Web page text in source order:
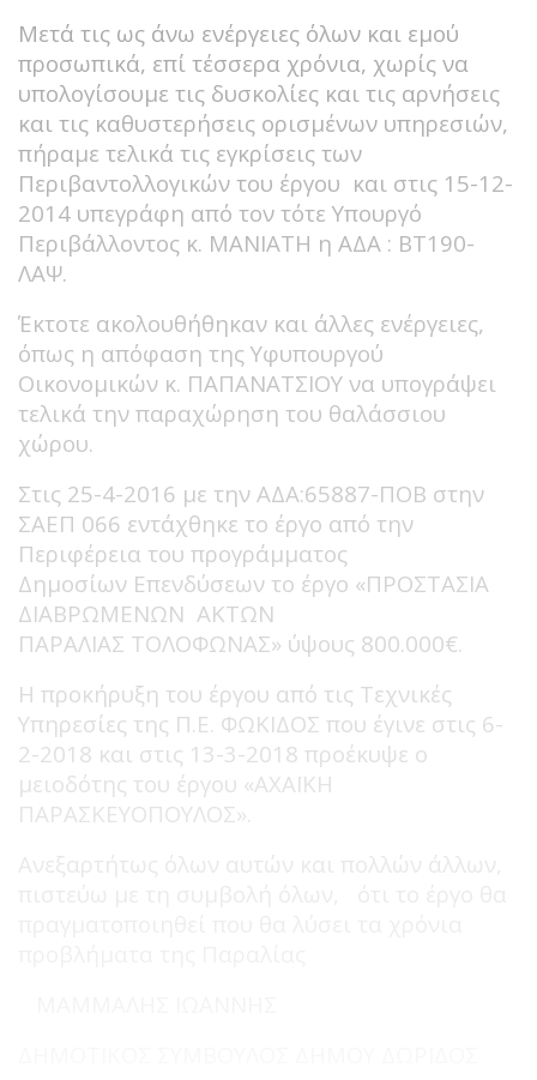
Μετά τις ως άνω ενέργειες όλων και εμού
προσωπικά, επί τέσσερα χρόνια, χωρίς να
υπολογίσουμε τις δυσκολίες και τις αρνήσεις
και τις καθυστερήσεις ορισμένων υπηρεσιών,
πήραμε τελικά τις εγκρίσεις των
Περιβαντολλογικών του έργου και στις 15-12-
2014 υπεγράφη από τον τότε Υπουργό
Περιβάλλοντος κ. ΜΑΝΙΑΤΗ η ΑΔΑ : BT190-
ΛΑΨ.
Έκτοτε ακολουθήθηκαν και άλλες ενέργειες,
όπως η απόφαση της Υφυπουργού
Οικονομικών κ. ΠΑΠΑΝΑΤΣΙΟΥ να υπογράψει
τελικά την παραχώρηση του θαλάσσιου
χώρου.
Στις 25-4-2016 με την ΑΔΑ:65887-ΠΟΒ στην
ΣΑΕΠ 066 εντάχθηκε το έργο από την
Περιφέρεια του προγράμματος
Δημοσίων Επενδύσεων το έργο «ΠΡΟΣΤΑΣΙΑ
ΔΙΑΒΡΩΜΕΝΩΝ ΑΚΤΩΝ
ΠΑΡΑΛΙΑΣ ΤΟΛΟΦΩΝΑΣ» ύψους 800.000€.
Η προκήρυξη του έργου από τις Τεχνικές
Υπηρεσίες της Π.Ε. ΦΩΚΙΔΟΣ που έγινε στις 6-
2-2018 και στις 13-3-2018 προέκυψε ο
μειοδότης του έργου «ΑΧΑΪΚΗ
ΠΑΡΑΣΚΕΥΟΠΟΥΛΟΣ».